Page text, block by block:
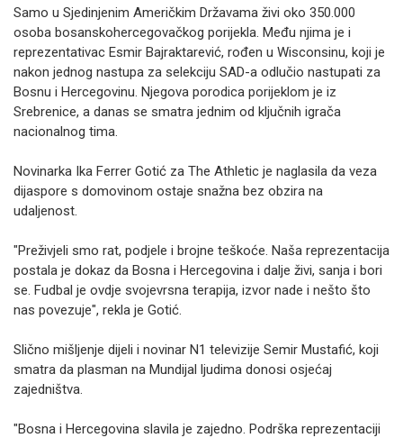
Samo u Sjedinjenim Američkim Državama živi oko 350.000
osoba bosanskohercegovačkog porijekla. Među njima je i
reprezentativac Esmir Bajraktarević, rođen u Wisconsinu, koji je
nakon jednog nastupa za selekciju SAD-a odlučio nastupati za
Bosnu i Hercegovinu. Njegova porodica porijeklom je iz
Srebrenice, a danas se smatra jednim od ključnih igrača
nacionalnog tima.
Novinarka Ika Ferrer Gotić za The Athletic je naglasila da veza
dijaspore s domovinom ostaje snažna bez obzira na
udaljenost.
"Preživjeli smo rat, podjele i brojne teškoće. Naša reprezentacija
postala je dokaz da Bosna i Hercegovina i dalje živi, sanja i bori
se. Fudbal je ovdje svojevrsna terapija, izvor nade i nešto što
nas povezuje", rekla je Gotić.
Slično mišljenje dijeli i novinar N1 televizije Semir Mustafić, koji
smatra da plasman na Mundijal ljudima donosi osjećaj
zajedništva.
"Bosna i Hercegovina slavila je zajedno. Podrška reprezentaciji